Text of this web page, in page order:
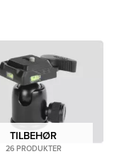
videoer med
stativ, som
TILBEHØR
26 PRODUKTER